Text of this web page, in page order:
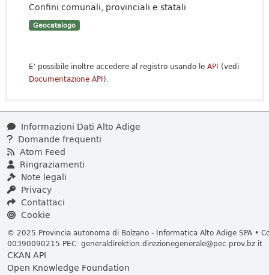
Confini comunali, provinciali e statali
Geocatalogo
E' possibile inoltre accedere al registro usando le API (vedi
Documentazione API).
Informazioni Dati Alto Adige
Domande frequenti
Atom Feed
Ringraziamenti
Note legali
Privacy
Contattaci
Cookie
© 2025 Provincia autonoma di Bolzano - Informatica Alto Adige SPA •
00390090215 PEC: generaldirektion.direzionegenerale@pec.prov.bz.it
CKAN API
Open Knowledge Foundation